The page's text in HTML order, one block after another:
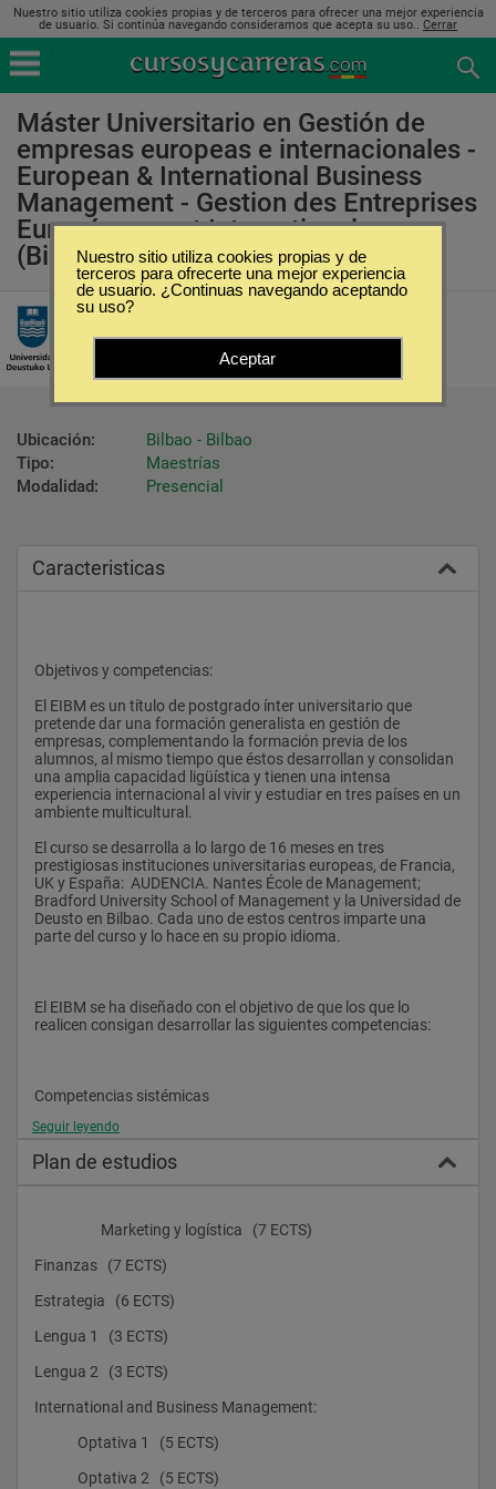
Nuestro sitio utiliza cookies propias y de terceros para ofrecer una mejor experiencia
de usuario. Si continúa navegando consideramos que acepta su uso.. Cerrar
Máster Universitario en Gestión de
empresas europeas e internacionales -
European & International Business
Management - Gestion des Entreprises
Européennes et Internationales
(Bilbao, Bilbao)
Ubicación:
Bilbao - Bilbao
Tipo:
Maestrías
Modalidad:
Presencial
Caracteristicas
Objetivos y competencias:
El EIBM es un título de postgrado ínter universitario que
pretende dar una formación generalista en gestión de
empresas, complementando la formación previa de los
alumnos, al mismo tiempo que éstos desarrollan y consolidan
una amplia capacidad ligüística y tienen una intensa
experiencia internacional al vivir y estudiar en tres países en un
ambiente multicultural.
El curso se desarrolla a lo largo de 16 meses en tres
prestigiosas instituciones universitarias europeas, de Francia,
UK y España:  AUDENCIA. Nantes École de Management;
Bradford University School of Management y la Universidad de
Deusto en Bilbao. Cada uno de estos centros imparte una
parte del curso y lo hace en su propio idioma.
El EIBM se ha diseñado con el objetivo de que los que lo
realicen consigan desarrollar las siguientes competencias:
Competencias sistémicas
·         Comprensión en profundidad del funcionamiento de las
organizativas, el comportamiento de los recursos humanos,
    * Desarrollo de una visión estratégica y de alerta a los
cambios del entorno.
    * Conocimiento de las instituciones legales, políticas y
económicas que son el entorno de las empresas.
Competencias Prácticas
·         Experiencia práctica suficiente a través de los casos
reales y las prácticas en empresas.
Seguir leyendo
Plan de estudios
                    Marketing y logística   (7 ECTS)
Finanzas   (7 ECTS)
Estrategia   (6 ECTS)
Lengua 1   (3 ECTS)
Lengua 2   (3 ECTS)
International and Business Management:
             Optativa 1   (5 ECTS)
             Optativa 2   (5 ECTS)
Nuestro sitio utiliza cookies propias y de
terceros para ofrecerte una mejor experiencia
de usuario. ¿Continuas navegando aceptando
su uso?
Aceptar